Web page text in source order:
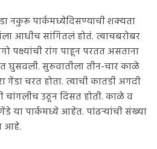
नकुरू पार्कमध्येदिसण्याची शक्यता
आधीच सांगितलं होतं. त्याचबरोबर
रांग पाहून परतत असताना
घुसवली. सुरुवातीला तीन-चार काळे
गेंडा चरत होता. त्याची कातडी अगदी
चांगलीच उठून दिसत होती. काळे व
या पार्कमध्ये आहेत. पांढऱ्यांची संख्या
आहे.